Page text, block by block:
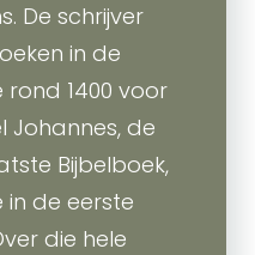
De schrijver
in de
rond 1400 voor
Johannes, de
Bijbelboek,
de eerste
die hele